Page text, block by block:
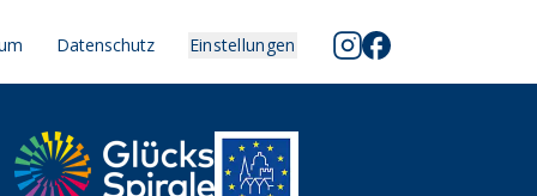
Datenschutz Einstellungen